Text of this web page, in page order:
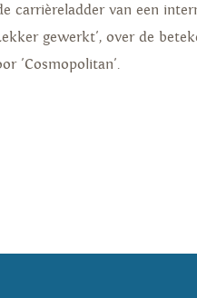
carrièreladder van een
gewerkt', over de
'Cosmopolitan'.